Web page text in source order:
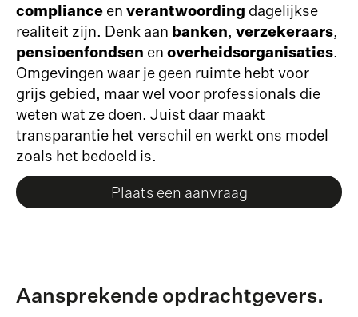
compliance en verantwoording dagelijkse
realiteit zijn. Denk aan banken, verzekeraars,
pensioenfondsen en overheidsorganisaties.
Omgevingen waar je geen ruimte hebt voor
grijs gebied, maar wel voor professionals die
weten wat ze doen. Juist daar maakt
transparantie het verschil en werkt ons model
zoals het bedoeld is.
Plaats een aanvraag
Aansprekende opdrachtgevers.